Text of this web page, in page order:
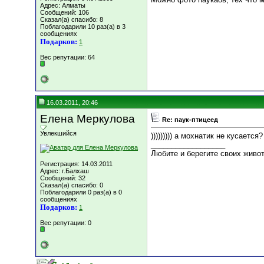
Адрес: Алматы
Сообщений: 106
Сказал(а) спасибо: 8
Поблагодарили 10 раз(а) в 3
сообщениях
Подарков: 1
Вес репутации: 64
16.03.2011, 20:46
Елена Меркулова
Увлекшийся
Регистрация: 14.03.2011
Адрес: г.Балхаш
Сообщений: 32
Сказал(а) спасибо: 0
Поблагодарили 0 раз(а) в 0
сообщениях
Подарков: 1
Вес репутации: 0
Re: паук-птицеед
))))))))) а мохнатик не кусается?
Любите и берегите своих